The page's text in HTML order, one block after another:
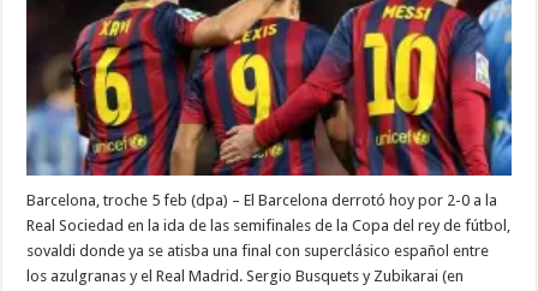
Real
Sociedad
y
atisba
final
con
Real
Madrid
Barcelona, troche 5 feb (dpa) – El Barcelona derrotó hoy por 2-0 a la
Real Sociedad en la ida de las semifinales de la Copa del rey de fútbol,
sovaldi donde ya se atisba una final con superclásico español entre
los azulgranas y el Real Madrid. Sergio Busquets y Zubikarai (en